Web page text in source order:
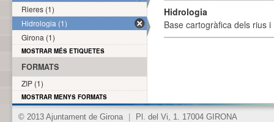
Hidrologia
Base cartogràfica dels rius
Rieres (1)
Hidrologia (1)
Girona (1)
MOSTRAR MÉS ETIQUETES
FORMATS
ZIP (1)
MOSTRAR MENYS FORMATS
© 2013 Ajuntament de Girona Pl. del Vi, 1. 17004 GIRONA